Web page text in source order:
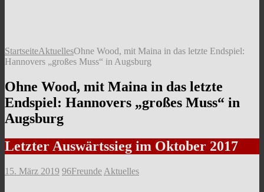
StartseiteAktuellesOhne Wood, mit Maina in das letzte Endspiel:
Hannovers „großes Muss“ in Augsburg
Ohne Wood, mit Maina in das letzte
Endspiel: Hannovers „großes Muss“ in
Augsburg
Letzter Auswärtssieg im Oktober 2017
15. März 2019 96Freunde Aktuelles